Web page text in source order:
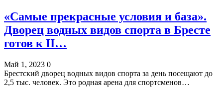
«Самые прекрасные условия и база».
Дворец водных видов спорта в Бресте
готов к II…
Май 1, 2023 0
Брестский дворец водных видов спорта за день посещают до
2,5 тыс. человек. Это родная арена для спортсменов…